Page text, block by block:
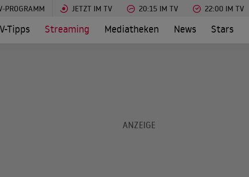
PROGRAMM JETZT IM TV 20:15 IM TV 22:00 IM TV
Tipps Streaming Mediatheken News Stars